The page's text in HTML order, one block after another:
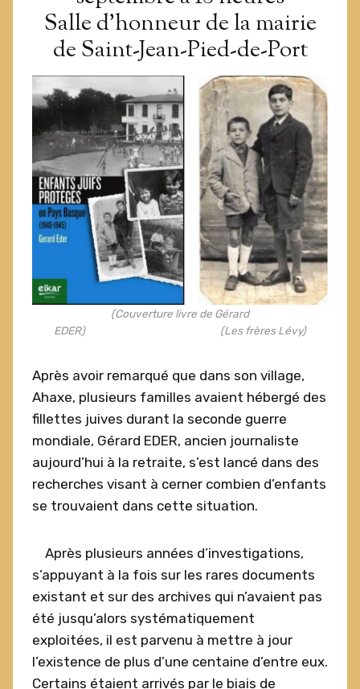
Salle d’honneur de la mairie
de Saint-Jean-Pied-de-Port
(Couverture livre de Gérard
EDER) (Les frères Lévy)
Après avoir remarqué que dans son village,
Ahaxe, plusieurs familles avaient hébergé des
fillettes juives durant la seconde guerre
mondiale, Gérard EDER, ancien journaliste
aujourd’hui à la retraite, s’est lancé dans des
recherches visant à cerner combien d’enfants
se trouvaient dans cette situation.
Après plusieurs années d’investigations,
s’appuyant à la fois sur les rares documents
existant et sur des archives qui n’avaient pas
été jusqu’alors systématiquement
exploitées, il est parvenu à mettre à jour
l’existence de plus d’une centaine d’entre eux.
Certains étaient arrivés par le biais de